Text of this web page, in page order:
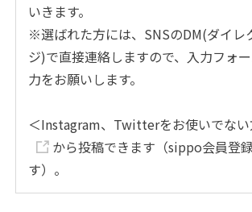
いきます。
※選ばれた方には、SNSのDM(ダイレ
ジ)で直接連絡しますので、入力フォ
力をお願いします。
＜Instagram、Twitterをお使いでない
から投稿できます（sippo会員登
す）。